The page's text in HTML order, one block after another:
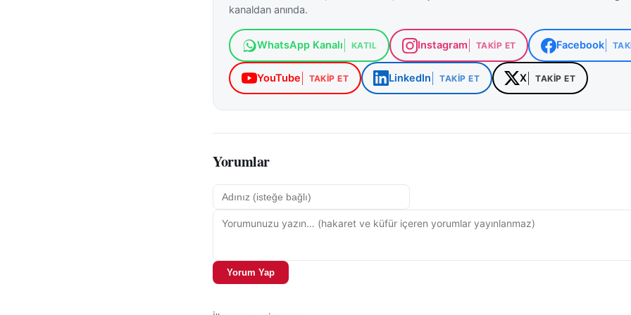
önem taşıyor. Kış şartlarının ağır geçtiği Sivas’ta, karla mücadele
tamamlanana kadar tedbirli olunması gerektiği vurgulanıyor.
kanaldan anında.
WhatsApp Kanalı KATIL Instagram TAKIP ET Facebook
YouTube TAKIP ET LinkedIn TAKIP ET X TAKIP ET
Yorumlar
Yorum Yap